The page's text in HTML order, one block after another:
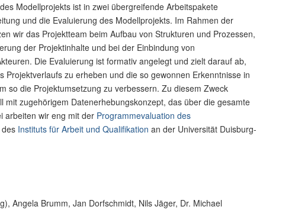
Modellprojekts ist in zwei übergreifende Arbeitspakete
und die Evaluierung des Modellprojekts. Im Rahmen der
wir das Projektteam beim Aufbau von Strukturen und Prozessen,
der Projektinhalte und bei der Einbindung von
Die Evaluierung ist formativ angelegt und zielt darauf ab,
Projektverlaufs zu erheben und die so gewonnen Erkenntnisse in
so die Projektumsetzung zu verbessern. Zu diesem Zweck
mit zugehörigem Datenerhebungskonzept, das über die gesamte
arbeiten wir eng mit der Programmevaluation des
Instituts für Arbeit und Qualifikation an der Universität Duisburg-
Angela Brumm, Jan Dorfschmidt, Nils Jäger, Dr. Michael